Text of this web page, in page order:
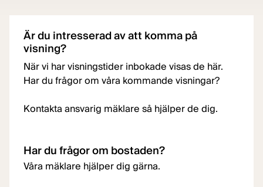
Är du intresserad av att komma på
visning?
När vi har visningstider inbokade visas de här.
Har du frågor om våra kommande visningar?
Kontakta ansvarig mäklare så hjälper de dig.
Har du frågor om bostaden?
Våra mäklare hjälper dig gärna.